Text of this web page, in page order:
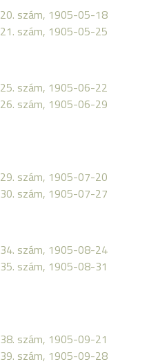
20. szám, 1905-05-18
21. szám, 1905-05-25
25. szám, 1905-06-22
26. szám, 1905-06-29
29. szám, 1905-07-20
30. szám, 1905-07-27
34. szám, 1905-08-24
35. szám, 1905-08-31
38. szám, 1905-09-21
39. szám, 1905-09-28